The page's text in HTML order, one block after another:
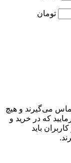
تومان
می‌گیرند و هیچ
که در خرید و
باید